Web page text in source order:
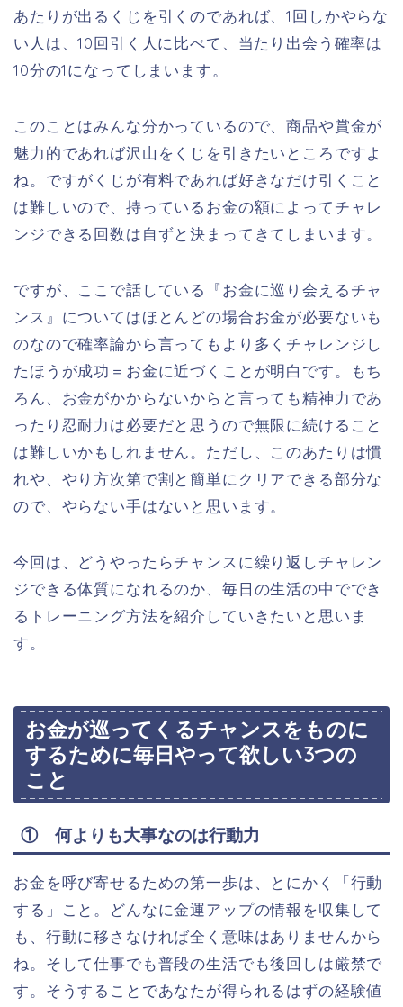
あたりが出るくじを引くのであれば、1回しかやらな
い人は、10回引く人に比べて、当たり出会う確率は
10分の1になってしまいます。
このことはみんな分かっているので、商品や賞金が
魅力的であれば沢山をくじを引きたいところですよ
ね。ですがくじが有料であれば好きなだけ引くこと
は難しいので、持っているお金の額によってチャレ
ンジできる回数は自ずと決まってきてしまいます。
ですが、ここで話している『お金に巡り会えるチャ
ンス』についてはほとんどの場合お金が必要ないも
のなので確率論から言ってもより多くチャレンジし
たほうが成功＝お金に近づくことが明白です。もち
ろん、お金がかからないからと言っても精神力であ
ったり忍耐力は必要だと思うので無限に続けること
は難しいかもしれません。ただし、このあたりは慣
れや、やり方次第で割と簡単にクリアできる部分な
ので、やらない手はないと思います。
今回は、どうやったらチャンスに繰り返しチャレン
ジできる体質になれるのか、毎日の生活の中ででき
るトレーニング方法を紹介していきたいと思いま
す。
お金が巡ってくるチャンスをものに
するために毎日やって欲しい3つの
こと
① 何よりも大事なのは行動力
お金を呼び寄せるための第一歩は、とにかく「行動
する」こと。どんなに金運アップの情報を収集して
も、行動に移さなければ全く意味はありませんから
ね。そして仕事でも普段の生活でも後回しは厳禁で
す。そうすることであなたが得られるはずの経験値